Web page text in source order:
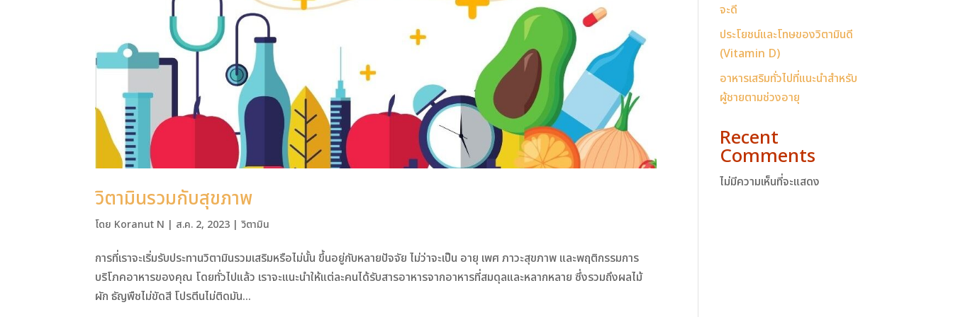
วิตามินรวมกับสุขภาพ
โดย Koranut N | ส.ค. 2, 2023 |วิตามิน
การที่เราจะเริ่มรับประทานวิตามินรวมเสริมหรือไม่นั้น ขึ้นอยู่กับหลายปัจจัย ไม่ว่าจะเป็น อายุ เพศ ภาวะสุขภาพ และพฤติกรรมการ
บริโภคอาหารของคุณ โดยทั่วไปแล้ว เราจะแนะนำให้แต่ละคนได้รับสารอาหารจากอาหารที่สมดุลและหลากหลาย ซึ่งรวมถึงผลไม้
ผัก ธัญพืชไม่ขัดสี โปรตีนไม่ติดมัน...
จะดี
ประโยชน์และโทษของวิตามินดี
(Vitamin D)
อาหารเสริมทั่วไปที่แนะนำสำหรับ
ผู้ชายตามช่วงอายุ
Recent
Comments
ไม่มีความเห็นที่จะแสดง